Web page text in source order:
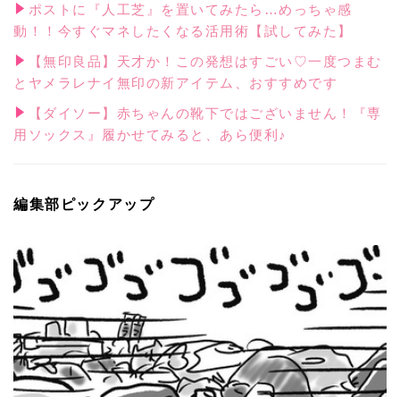
ポストに『人工芝』を置いてみたら…めっちゃ感
動！！今すぐマネしたくなる活用術【試してみた】
【無印良品】天才か！この発想はすごい♡一度つまむ
とヤメラレナイ無印の新アイテム、おすすめです
【ダイソー】赤ちゃんの靴下ではございません！『専
用ソックス』履かせてみると、あら便利♪
編集部ピックアップ